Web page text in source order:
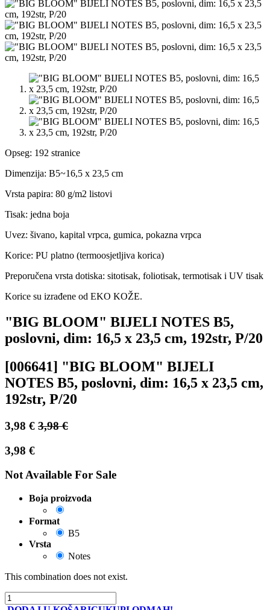
Opseg: 192 stranice
Dimenzija: B5~16,5 x 23,5 cm
Vrsta papira: 80 g/m2 listovi
Tisak: jedna boja
Uvez: šivano, kapital vrpca, gumica, pokazna vrpca
Korice: PU platno (termoosjetljiva korica)
Preporučena vrsta dotiska: sitotisak, foliotisak, termotisak i UV tisak
Korice su izrađene od EKO KOŽE.
"BIG BLOOM" BIJELI NOTES B5,
poslovni, dim: 16,5 x 23,5 cm, 192str, P/20
[006641] "BIG BLOOM" BIJELI
NOTES B5, poslovni, dim: 16,5 x 23,5 cm,
192str, P/20
3,98 € 3,98€
3,98 €
Not Available For Sale
Boja proizvoda
Format
B5
Vrsta
Notes
This combination does not exist.